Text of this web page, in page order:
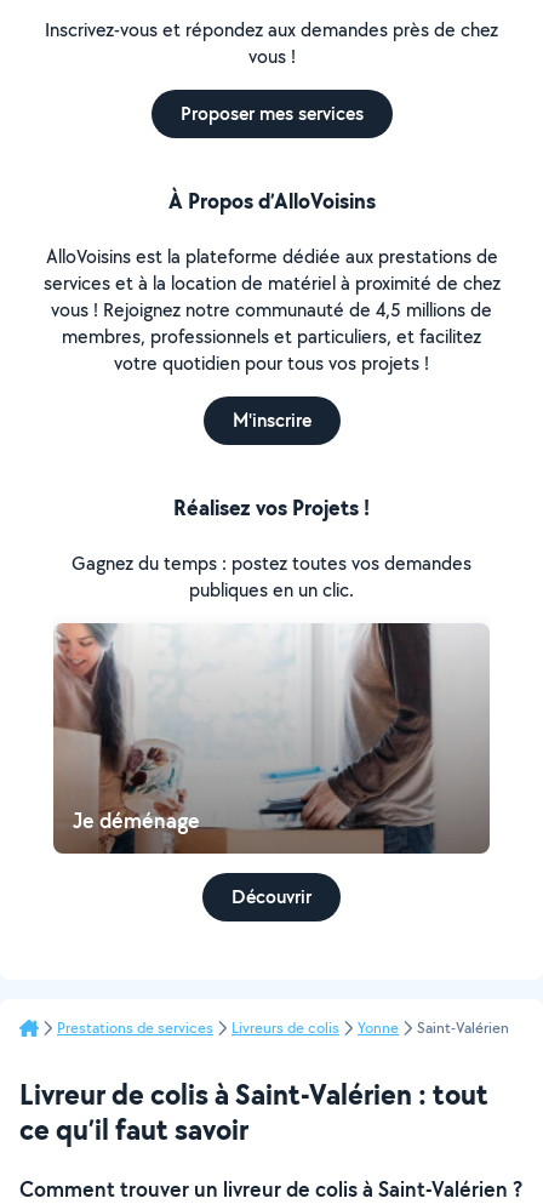
Inscrivez-vous et répondez aux demandes près de chez
vous !
Proposer mes services
À Propos d’AlloVoisins
AlloVoisins est la plateforme dédiée aux prestations de
services et à la location de matériel à proximité de chez
vous ! Rejoignez notre communauté de 4,5 millions de
membres, professionnels et particuliers, et facilitez
votre quotidien pour tous vos projets !
M'inscrire
Réalisez vos Projets !
Gagnez du temps : postez toutes vos demandes
publiques en un clic.
Je déménage
Découvrir
Prestations de services Livreurs de colis Yonne Saint-Valérien
Livreur de colis à Saint-Valérien : tout
ce qu’il faut savoir
Comment trouver un livreur de colis à Saint-Valérien ?